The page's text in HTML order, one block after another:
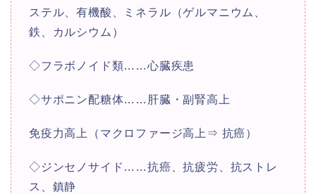
ステル、有機酸、ミネラル（ゲルマニウム、
鉄、カルシウム）
◇フラボノイド類……心臓疾患
◇サポニン配糖体……肝臓・副腎高上
免疫力高上（マクロファージ高上⇒ 抗癌）
◇ジンセノサイド……抗癌、抗疲労、抗ストレ
ス、鎮静